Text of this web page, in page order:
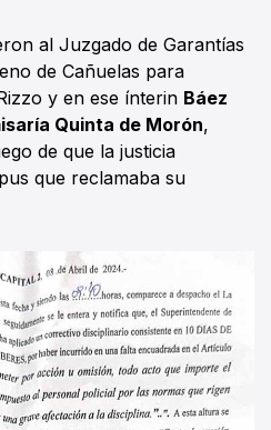
al Juzgado de Garantías
de Cañuelas para
y en ese ínterin Báez
Quinta de Morón,
de que la justicia
que reclamaba su